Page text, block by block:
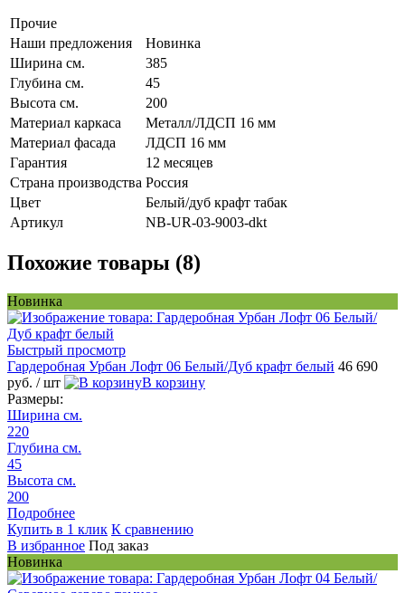
Прочие
Наши предложения
Новинка
Ширина см.
385
Глубина см.
45
Высота см.
200
Материал каркаса
Металл/ЛДСП 16 мм
Материал фасада
ЛДСП 16 мм
Гарантия
12 месяцев
Страна производства Россия
Цвет
Белый/дуб крафт табак
Артикул
NB-UR-03-9003-dkt
Похожие товары (8)
Новинка
Быстрый просмотр
Гардеробная Урбан Лофт 06 Белый/Дуб крафт белый 46 690
руб. / шт
В корзину
Размеры:
Ширина см.
220
Глубина см.
45
Высота см.
200
Подробнее
Купить в 1 клик К сравнению
В избранное Под заказ
Новинка